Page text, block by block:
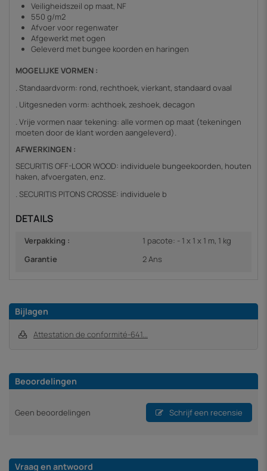
Veiligheidszeil op maat, NF
550 g/m2
Afvoer voor regenwater
Afgewerkt met ogen
Geleverd met bungee koorden en haringen
MOGELIJKE VORMEN :
. Standaardvorm: rond, rechthoek, vierkant, standaard ovaal
. Uitgesneden vorm: achthoek, zeshoek, decagon
. Vrije vormen naar tekening: alle vormen op maat (tekeningen
moeten door de klant worden aangeleverd).
AFWERKINGEN :
SECURITIS OFF-LOOR WOOD: individuele bungeekoorden, houten
haken, afvoergaten, enz.
. SECURITIS PITONS CROSSE: individuele b
DETAILS
Verpakking :
1 pacote: - 1 x 1 x 1 m, 1 kg
Garantie
2 Ans
Bijlagen
Attestation de conformité-641...
Beoordelingen
Geen beoordelingen Schrijf een recensie
Vraag en antwoord